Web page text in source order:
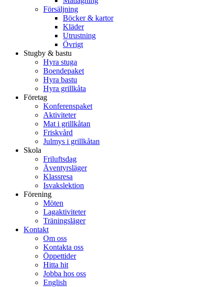
Försäljning
Böcker & kartor
Kläder
Utrustning
Övrigt
Stugby & bastu
Hyra stuga
Boendepaket
Hyra bastu
Hyra grillkåta
Företag
Konferenspaket
Aktiviteter
Mat i grillkåtan
Friskvård
Julmys i grillkåtan
Skola
Friluftsdag
Äventyrsläger
Klassresa
Isvakslektion
Förening
Möten
Lagaktiviteter
Träningsläger
Kontakt
Om oss
Kontakta oss
Öppettider
Hitta hit
Jobba hos oss
English